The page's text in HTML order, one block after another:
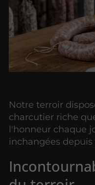
Notre terroir
charcutier riche
l'honneur chaque
inchangées depuis